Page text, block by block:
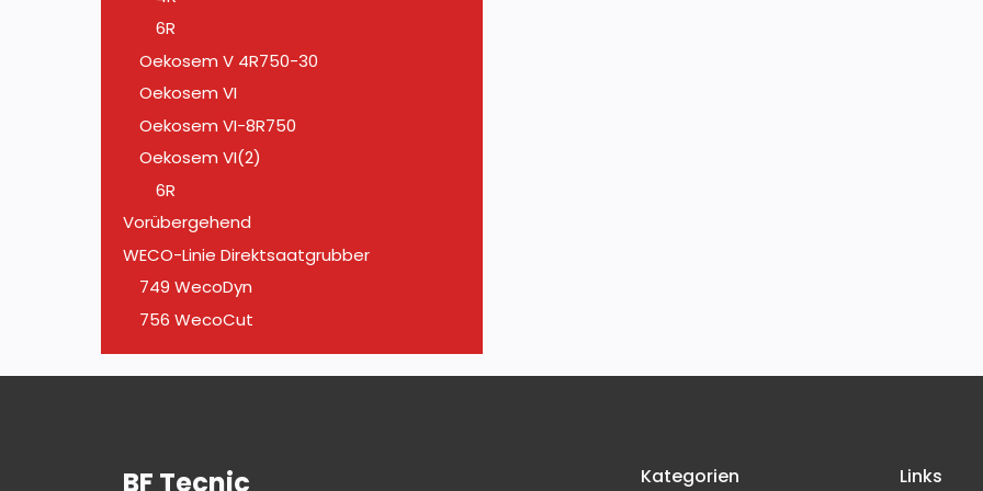
6R
Oekosem V 4R750-30
Oekosem VI
Oekosem VI-8R750
Oekosem VI(2)
6R
Vorübergehend
WECO-Linie Direktsaatgrubber
749 WecoDyn
756 WecoCut
BF Tecnic Kategorien Links